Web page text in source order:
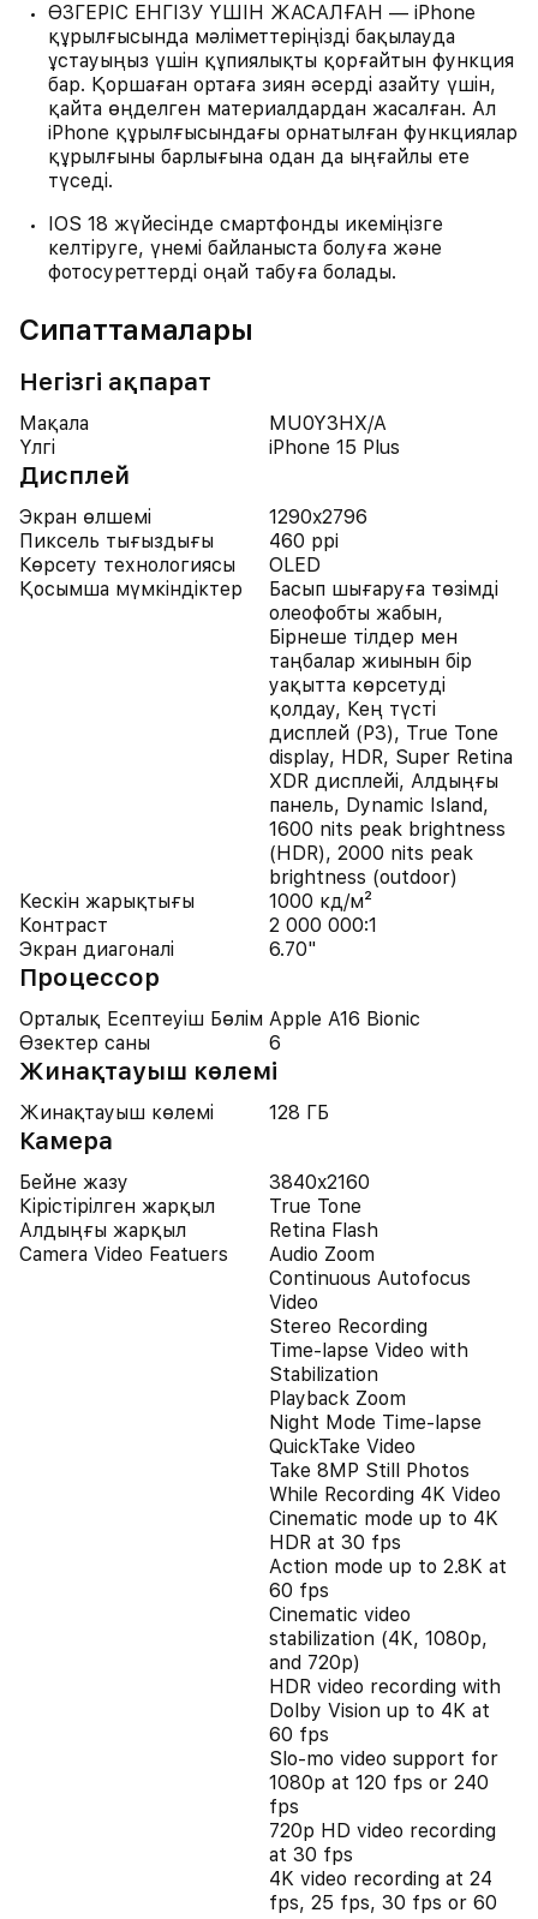
ӨЗГЕРІС ЕНГІЗУ ҮШІН ЖАСАЛҒАН — iPhone
құрылғысында мәліметтеріңізді бақылауда
ұстауыңыз үшін құпиялықты қорғайтын функция
бар. Қоршаған ортаға зиян әсерді азайту үшін,
қайта өңделген материалдардан жасалған. Ал
iPhone құрылғысындағы орнатылған функциялар
құрылғыны барлығына одан да ыңғайлы ете
түседі.
IOS 18 жүйесінде смартфонды икеміңізге
келтіруге, үнемі байланыста болуға және
фотосуреттерді оңай табуға болады.
Сипаттамалары
Негізгі ақпарат
Мақала
MU0Y3HX/A
Үлгі
iPhone 15 Plus
Дисплей
Экран өлшемі
1290x2796
Пиксель тығыздығы
460 ppi
Көрсету технологиясы
OLED
Қосымша мүмкіндіктер
Басып шығаруға төзімді
олеофобты жабын,
Бірнеше тілдер мен
таңбалар жиынын бір
уақытта көрсетуді
қолдау, Кең түсті
дисплей (P3), True Tone
display, HDR, Super Retina
XDR дисплейі, Алдыңғы
панель, Dynamic Island,
1600 nits peak brightness
(HDR), 2000 nits peak
brightness (outdoor)
Кескін жарықтығы
1000 кд/м²
Контраст
2 000 000:1
Экран диагоналі
6.70"
Процессор
Орталық Есептеуіш Бөлім Apple A16 Bionic
Өзектер саны
6
Жинақтауыш көлемі
Жинақтауыш көлемі 128 ГБ
Камера
Бейне жазу
3840x2160
Кірістірілген жарқыл
True Tone
Алдыңғы жарқыл
Retina Flash
Camera Video Featuers
Audio Zoom
Continuous Autofocus
Video
Stereo Recording
Time-lapse Video with
Stabilization
Playback Zoom
Night Mode Time-lapse
QuickTake Video
Take 8MP Still Photos
While Recording 4K Video
Cinematic mode up to 4K
HDR at 30 fps
Action mode up to 2.8K at
60 fps
Cinematic video
stabilization (4K, 1080p,
and 720p)
HDR video recording with
Dolby Vision up to 4K at
60 fps
Slo‑mo video support for
1080p at 120 fps or 240
fps
720p HD video recording
at 30 fps
4K video recording at 24
fps, 25 fps, 30 fps or 60